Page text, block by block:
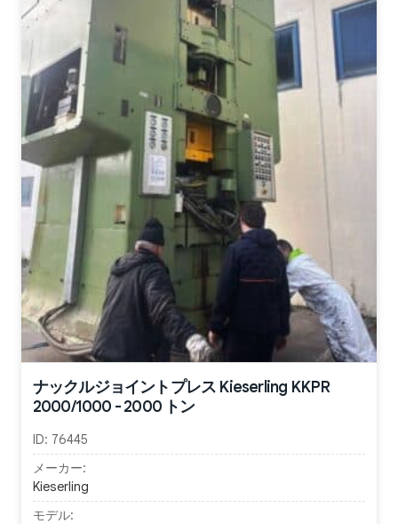
ナックルジョイントプレス Kieserling KKPR
2000/1000 - 2000 トン
ID: 76445
メーカー:
Kieserling
モデル: